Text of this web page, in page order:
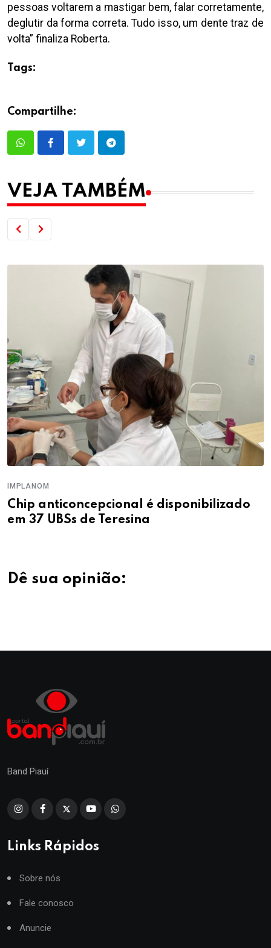
pessoas voltarem a mastigar bem, falar corretamente,
deglutir da forma correta. Tudo isso, um dente traz de
volta” finaliza Roberta.
Tags:
Compartilhe:
VEJA TAMBÉM
IMPLANOM
Chip anticoncepcional é disponibilizado
em 37 UBSs de Teresina
Dê sua opinião:
Band Piauí
Links Rápidos
Sobre nós
Fale conosco
Anuncie